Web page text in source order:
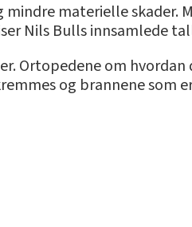
materielle skader.
Nils Bulls innsamlede
Ortopedene om hvordan
og brannene som